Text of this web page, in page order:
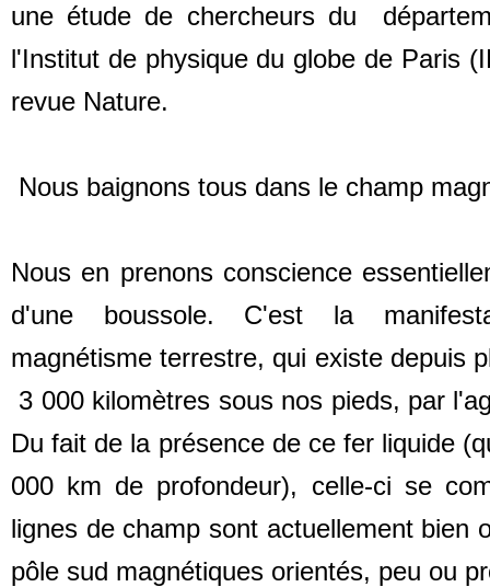
une étude de chercheurs du
l'Institut de physique du globe de Paris
revue Nature.
Nous baignons tous dans le champ
Nous en prenons conscience
d'une boussole. C'est la
magnétisme terrestre, qui existe depuis
3 000 kilomètres sous nos pieds, par
Du fait de la présence de ce fer liquide
000 km de profondeur), celle-ci se
lignes de champ sont actuellement
pôle sud magnétiques orientés, peu ou